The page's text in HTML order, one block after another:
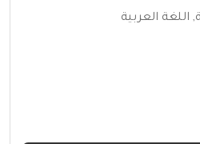
, اللغة العربية